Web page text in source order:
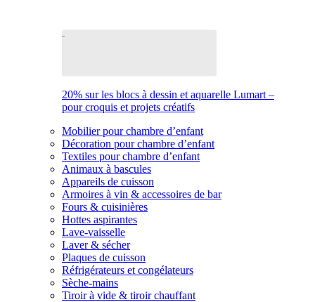
20% sur les blocs à dessin et aquarelle Lumart –
pour croquis et projets créatifs
Mobilier pour chambre d’enfant
Décoration pour chambre d’enfant
Textiles pour chambre d’enfant
Animaux à bascules
Appareils de cuisson
Armoires à vin & accessoires de bar
Fours & cuisinières
Hottes aspirantes
Lave-vaisselle
Laver & sécher
Plaques de cuisson
Réfrigérateurs et congélateurs
Sèche-mains
Tiroir à vide & tiroir chauffant